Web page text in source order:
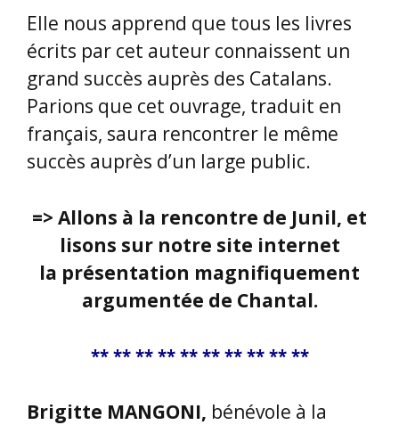
Elle nous apprend que tous les livres
écrits par cet auteur connaissent un
grand succès auprès des Catalans.
Parions que cet ouvrage, traduit en
français, saura rencontrer le même
succès auprès d’un large public.
=> Allons à la rencontre de Junil, et
lisons sur notre site internet
la présentation magnifiquement
argumentée de Chantal.
** ** ** ** ** ** ** ** ** **
Brigitte MANGONI, bénévole à la